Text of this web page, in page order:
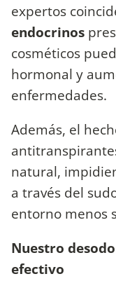
expertos
endocrinos
cosméticos
hormonal y
enfermedades.
Además, el
natural,
a través del
entorno menos
Nuestro
efectivo